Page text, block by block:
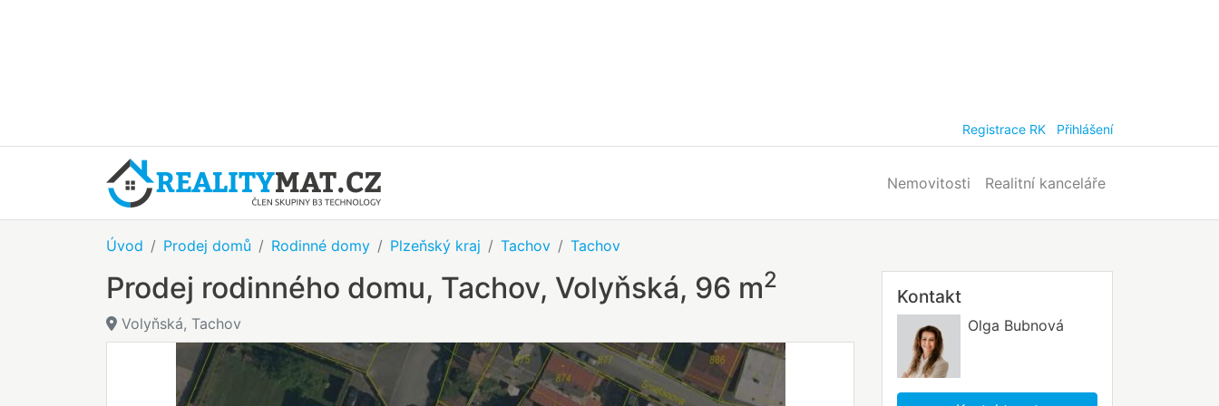
Registrace RK Přihlášení
Nemovitosti Realitní kanceláře
Úvod Prodej domů Rodinné domy Plzeňský kraj Tachov Tachov
Prodej rodinného domu, Tachov, Volyňská, 96 m2
Volyňská, Tachov
Kontakt
Olga Bubnová